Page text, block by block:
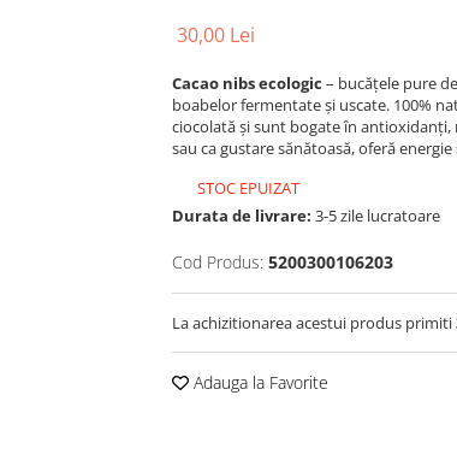
30,00 Lei
Cacao nibs ecologic – bucățele pure
boabelor fermentate și uscate. 100%
ciocolată și sunt bogate în
sau ca gustare sănătoasă, oferă
STOC EPUIZAT
Durata de livrare: 3-5 zile lucratoare
Cod Produs: 5200300106203
La achizitionarea acestui produs primiti
Adauga la Favorite